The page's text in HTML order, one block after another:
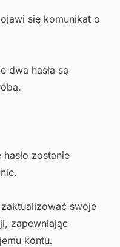
się komunikat o
dwa hasła są
zostanie
swoje
zapewniając
kontu.